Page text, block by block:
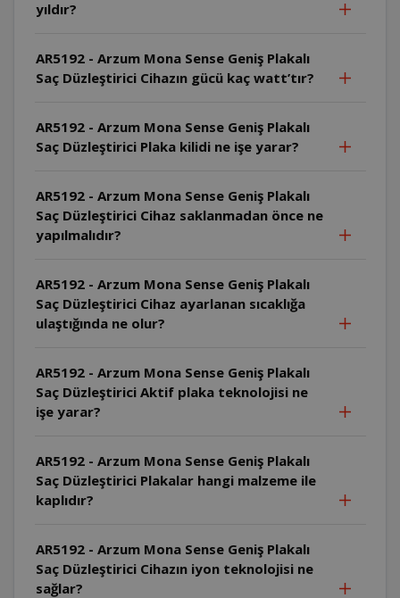
yıldır?
AR5192 - Arzum Mona Sense Geniş Plakalı
Saç Düzleştirici Cihazın gücü kaç watt’tır?
AR5192 - Arzum Mona Sense Geniş Plakalı
Saç Düzleştirici Plaka kilidi ne işe yarar?
AR5192 - Arzum Mona Sense Geniş Plakalı
Saç Düzleştirici Cihaz saklanmadan önce ne
yapılmalıdır?
AR5192 - Arzum Mona Sense Geniş Plakalı
Saç Düzleştirici Cihaz ayarlanan sıcaklığa
ulaştığında ne olur?
AR5192 - Arzum Mona Sense Geniş Plakalı
Saç Düzleştirici Aktif plaka teknolojisi ne
işe yarar?
AR5192 - Arzum Mona Sense Geniş Plakalı
Saç Düzleştirici Plakalar hangi malzeme ile
kaplıdır?
AR5192 - Arzum Mona Sense Geniş Plakalı
Saç Düzleştirici Cihazın iyon teknolojisi ne
sağlar?